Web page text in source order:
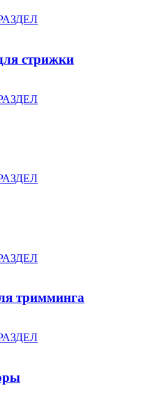
стрижки
тримминга